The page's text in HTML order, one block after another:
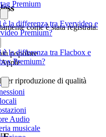
Premium
è la differenza tra Evervideo e
Premium?
è la differenza tra Flacbox e
Premium?
Audio
musicale
come è stata registrata.
popolare
riproduzione di qualità